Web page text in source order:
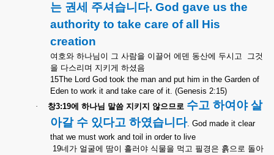
는 권세 주셔습니다. God gave us the
authority to take care of all His
creation
여호와 하나님이 그 사람을 이끌어 에덴 동산에 두시고
그것
을 다스리며 지키게 하셨음
15The Lord God took the man and put him in the Garden of
Eden to work it and take care of it. (Genesis 2:15)
·
창3:19에 하나님 말씀 지키지 않으므로 수고 하여야 살
아갈 수 있다고 하였습니다. God made it clear
that we must work and toil in order to live
19네가 얼굴에 땀이 흘러야 식물을 먹고 필경은 흙으로 돌아